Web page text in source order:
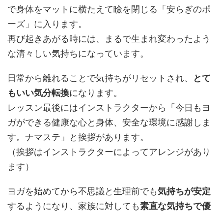
で身体をマットに横たえて瞼を閉じる「安らぎのポ
ーズ」に入ります。
再び起きあがる時には、まるで生まれ変わったよう
な清々しい気持ちになっています。
日常から離れることで気持ちがリセットされ、
とて
もいい気分転換になります。
レッスン最後にはインストラクターから「今日もヨ
ガができる健康な心と身体、安全な環境に感謝しま
す。ナマステ」と挨拶があります。
（挨拶はインストラクターによってアレンジがあり
ます）
ヨガを始めてから不思議と生理前でも気持ちが安定
するようになり、家族に対しても素直な気持ちで優